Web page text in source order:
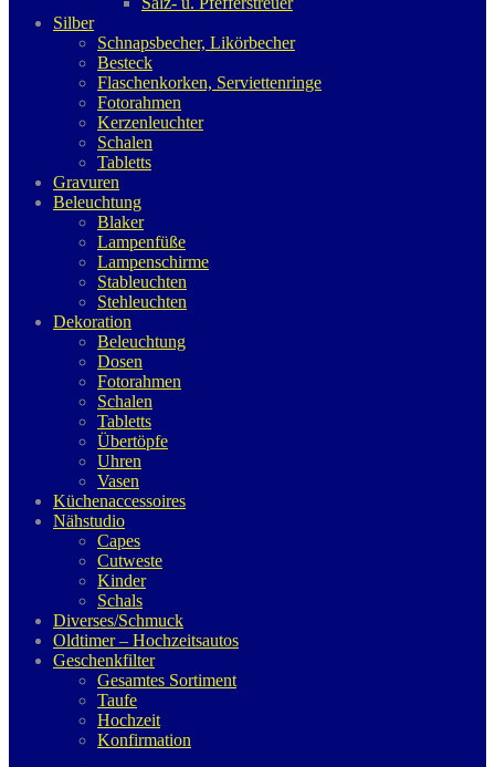
Silber
Schnapsbecher, Likörbecher
Besteck
Flaschenkorken, Serviettenringe
Fotorahmen
Kerzenleuchter
Schalen
Tabletts
Gravuren
Beleuchtung
Blaker
Lampenfüße
Lampenschirme
Stableuchten
Stehleuchten
Dekoration
Beleuchtung
Dosen
Fotorahmen
Schalen
Tabletts
Übertöpfe
Uhren
Vasen
Küchenaccessoires
Nähstudio
Capes
Cutweste
Kinder
Schals
Diverses/Schmuck
Oldtimer – Hochzeitsautos
Geschenkfilter
Gesamtes Sortiment
Taufe
Hochzeit
Konfirmation